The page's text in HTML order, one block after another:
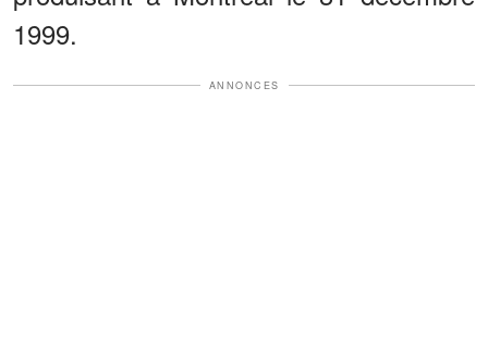
1999.
ANNONCES